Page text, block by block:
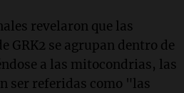
revelaron que las
GRK2 se agrupan dentro de
a las mitocondrias, las
ser referidas como "las